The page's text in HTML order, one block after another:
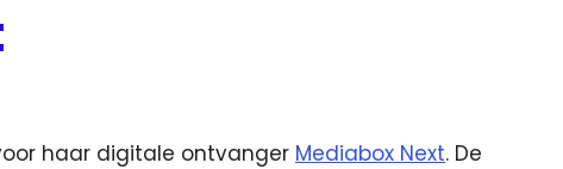
haar digitale ontvanger Mediabox Next. De